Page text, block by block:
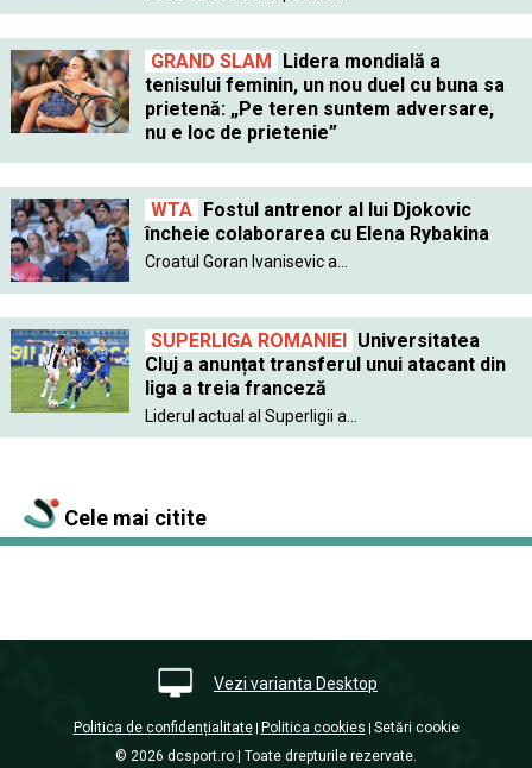
GRAND SLAM
Lidera mondială a
tenisului feminin, un nou duel cu buna sa
prietenă: „Pe teren suntem adversare,
nu e loc de prietenie”
WTA
Fostul antrenor al lui Djokovic
încheie colaborarea cu Elena Rybakina
Croatul Goran Ivanisevic a...
SUPERLIGA ROMANIEI
Universitatea
Cluj a anunțat transferul unui atacant din
liga a treia franceză
Liderul actual al Superligii a...
Cele mai citite
Vezi varianta Desktop
Politica de confidențialitate| Politica cookies Setări cookie
© 2026 dcsport.ro | Toate drepturile rezervate.